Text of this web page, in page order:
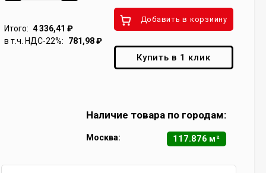
Итого: 4 336,41 ₽
в т.ч. НДС-22%:
781,98₽
Добавить в корзиину
Купить в 1 клик
Наличие товара по городам:
Москва: 117.876 м²